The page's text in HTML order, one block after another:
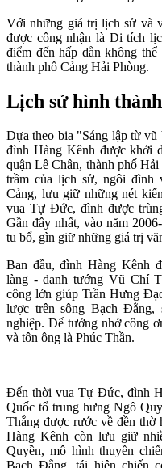
Với những giá trị lịch sử và
được công nhận là Di tích
điểm đến hấp dẫn không
thành phố Cảng Hải Phòng.
Lịch sử hình
Dựa theo bia "Sáng lập từ
đình Hàng Kênh được khởi
quận Lê Chân, thành phố
trầm của lịch sử, ngôi đình
Cảng, lưu giữ những nét
vua Tự Đức, đình được
Gần đây nhất, vào năm
tu bổ, gìn giữ những giá trị
Ban đầu, đình Hàng Kênh
làng - danh tướng Vũ Chí
công lớn giúp Trần Hưng
lược trên sông Bạch
nghiệp. Để tưởng nhớ công
và tôn ông là Phúc Thần.
Đến thời vua Tự Đức, đình
Quốc tổ trung hưng Ngô
Thắng được rước về đền
Hàng Kênh còn lưu giữ
Quyền, mô hình thuyền
Bạch Đằng, tái hiện chiến